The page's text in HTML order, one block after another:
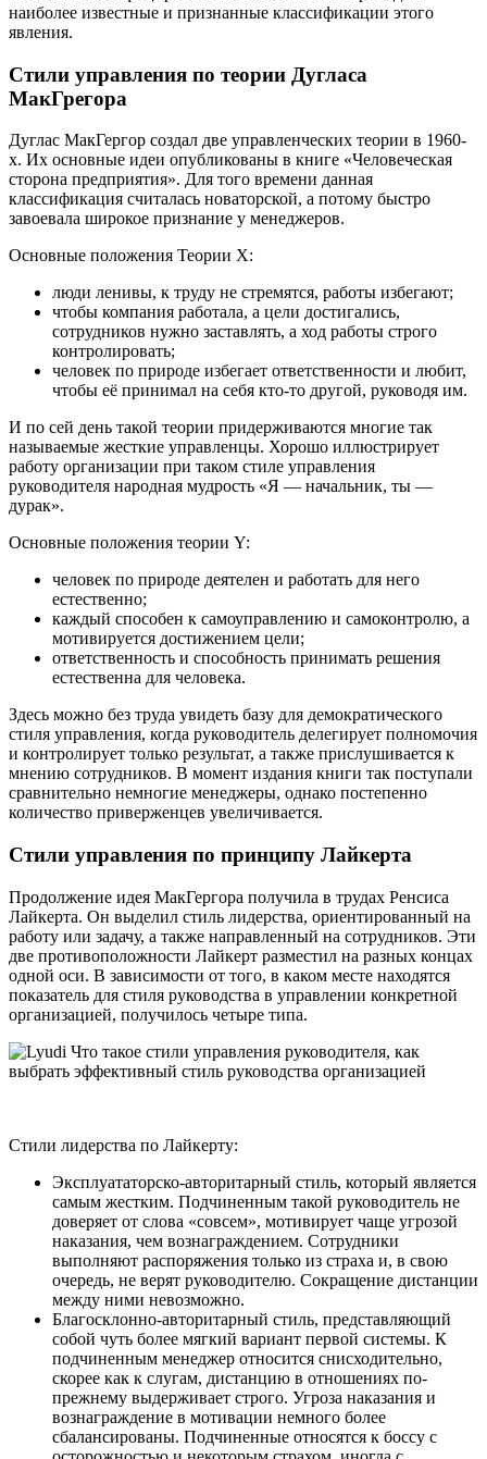
наиболее известные и признанные классификации этого
явления.
Стили управления по теории Дугласа
МакГрегора
Дуглас МакГергор создал две управленческих теории в 1960-
х. Их основные идеи опубликованы в книге «Человеческая
сторона предприятия». Для того времени данная
классификация считалась новаторской, а потому быстро
завоевала широкое признание у менеджеров.
Основные положения Теории X:
люди ленивы, к труду не стремятся, работы избегают;
чтобы компания работала, а цели достигались,
сотрудников нужно заставлять, а ход работы строго
контролировать;
человек по природе избегает ответственности и любит,
чтобы её принимал на себя кто-то другой, руководя им.
И по сей день такой теории придерживаются многие так
называемые жесткие управленцы. Хорошо иллюстрирует
работу организации при таком стиле управления
руководителя народная мудрость «Я — начальник, ты —
дурак».
Основные положения теории Y:
человек по природе деятелен и работать для него
естественно;
каждый способен к самоуправлению и самоконтролю, а
мотивируется достижением цели;
ответственность и способность принимать решения
естественна для человека.
Здесь можно без труда увидеть базу для демократического
стиля управления, когда руководитель делегирует полномочия
и контролирует только результат, а также прислушивается к
мнению сотрудников. В момент издания книги так поступали
сравнительно немногие менеджеры, однако постепенно
количество приверженцев увеличивается.
Стили управления по принципу Лайкерта
Продолжение идея МакГергора получила в трудах Ренсиса
Лайкерта. Он выделил стиль лидерства, ориентированный на
работу или задачу, а также направленный на сотрудников. Эти
две противоположности Лайкерт разместил на разных концах
одной оси. В зависимости от того, в каком месте находятся
показатель для стиля руководства в управлении конкретной
организацией, получилось четыре типа.
Стили лидерства по Лайкерту:
Эксплуататорско-авторитарный стиль, который является
самым жестким. Подчиненным такой руководитель не
доверяет от слова «совсем», мотивирует чаще угрозой
наказания, чем вознаграждением. Сотрудники
выполняют распоряжения только из страха и, в свою
очередь, не верят руководителю. Сокращение дистанции
между ними невозможно.
Благосклонно-авторитарный стиль, представляющий
собой чуть более мягкий вариант первой системы. К
подчиненным менеджер относится снисходительно,
скорее как к слугам, дистанцию в отношениях по-
прежнему выдерживает строго. Угроза наказания и
вознаграждение в мотивации немного более
сбалансированы. Подчиненные относятся к боссу с